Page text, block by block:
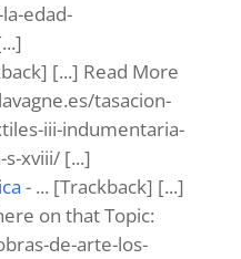
edad-
[...] Read More
tasacion-
iii-indumentaria-
xviii/ [...]
- ... [Trackback] [...]
on that Topic:
de-arte-los-